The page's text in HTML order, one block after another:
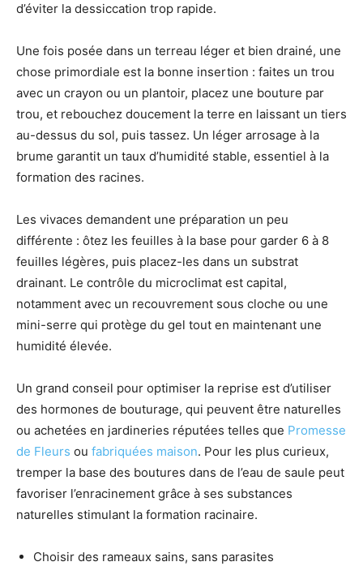
d’éviter la dessiccation trop rapide.
Une fois posée dans un terreau léger et bien drainé, une
chose primordiale est la bonne insertion : faites un trou
avec un crayon ou un plantoir, placez une bouture par
trou, et rebouchez doucement la terre en laissant un tiers
au-dessus du sol, puis tassez. Un léger arrosage à la
brume garantit un taux d’humidité stable, essentiel à la
formation des racines.
Les vivaces demandent une préparation un peu
différente : ôtez les feuilles à la base pour garder 6 à 8
feuilles légères, puis placez-les dans un substrat
drainant. Le contrôle du microclimat est capital,
notamment avec un recouvrement sous cloche ou une
mini-serre qui protège du gel tout en maintenant une
humidité élevée.
Un grand conseil pour optimiser la reprise est d’utiliser
des hormones de bouturage, qui peuvent être naturelles
ou achetées en jardineries réputées telles que Promesse
de Fleurs ou fabriquées maison. Pour les plus curieux,
tremper la base des boutures dans de l’eau de saule peut
favoriser l’enracinement grâce à ses substances
naturelles stimulant la formation racinaire.
Choisir des rameaux sains, sans parasites